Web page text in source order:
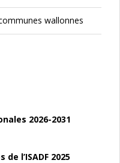
wallonnes
2026-2031
l’ISADF 2025